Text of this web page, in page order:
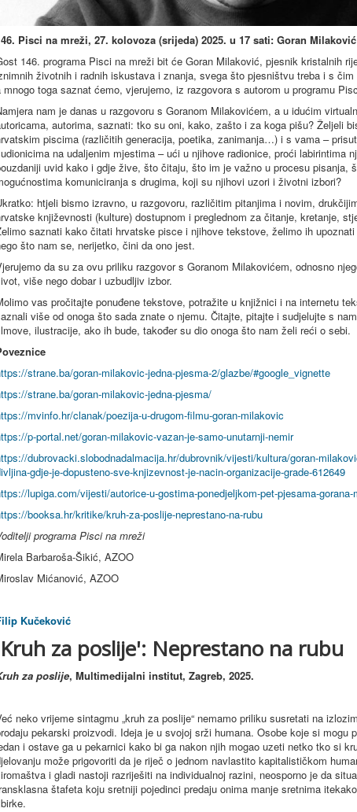
Pisci na mreži, 27. kolovoza (srijeda) 2025. u 17 sati: Goran Milaković
146. programa Pisci na mreži bit će Goran Milaković, pjesnik kristalnih
životnih i radnih iskustava i znanja, svega što pjesništvu treba i s
mnogo toga saznat ćemo, vjerujemo, iz razgovora s autorom u programu
nam je danas u razgovoru s Goranom Milakovićem, a u idućim
autorima, saznati: tko su oni, kako, zašto i za koga pišu? Željeli
piscima (različitih generacija, poetika, zanimanja…) i s vama –
na udaljenim mjestima – ući u njihove radionice, proći labirintima
uvid kako i gdje žive, što čitaju, što im je važno u procesu pisanja,
komuniciranja s drugima, koji su njihovi uzori i životni izbori?
htjeli bismo izravno, u razgovoru, različitim pitanjima i novim,
književnosti (kulture) dostupnom i preglednom za čitanje, kretanje,
saznati kako čitati hrvatske pisce i njihove tekstove, želimo ih
što nam se, nerijetko, čini da ono jest.
da su za ovu priliku razgovor s Goranom Milakovićem, odnosno
više nego dobar i uzbudljiv izbor.
vas pročitajte ponuđene tekstove, potražite u knjižnici i na internetu
više od onoga što sada znate o njemu. Čitajte, pitajte i sudjelujte s
ilustracije, ako ih bude, također su dio onoga što nam želi reći o sebi.
strane.ba/goran-milakovic-jedna-pjesma-2/glazbe/#google_vignette
strane.ba/goran-milakovic-jedna-pjesma/
mvinfo.hr/clanak/poezija-u-drugom-filmu-goran-milakovic
p-portal.net/goran-milakovic-vazan-je-samo-unutarnji-nemir
dubrovacki.slobodnadalmacija.hr/dubrovnik/vijesti/kultura/goran-
gdje-je-dopusteno-sve-knjizevnost-je-nacin-organizacije-grade-612649
lupiga.com/vijesti/autorice-u-gostima-ponedjeljkom-pet-pjesama-
booksa.hr/kritike/kruh-za-poslije-neprestano-na-rubu
programa Pisci na mreži
Barbaroša-Šikić, AZOO
Mićanović, AZOO
Kučeković
za poslije': Neprestano na rubu
za poslije, Multimedijalni institut, Zagreb, 2025.
neko vrijeme sintagmu „kruh za poslije“ nemamo priliku susretati na
pekarski proizvodi. Ideja je u svojoj srži humana. Osobe koje si mogu
i ostave ga u pekarnici kako bi ga nakon njih mogao uzeti netko tko si
može prigovoriti da je riječ o jednom navlastito kapitalističkom
i gladi nastoji razriješiti na individualnoj razini, neosporno je da
štafeta koju sretniji pojedinci predaju onima manje sretnima